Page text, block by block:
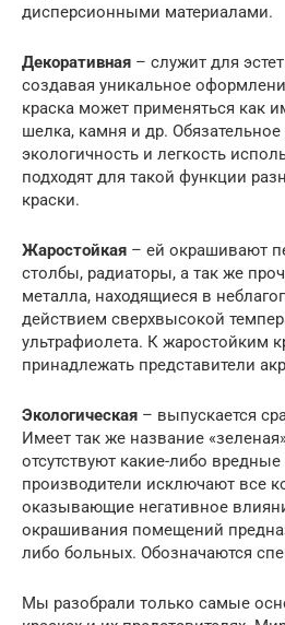
дисперсионными материалами.
Декоративная – служит для
создавая уникальное
краска может применяться как
шелка, камня и др.
экологичность и легкость
подходят для такой функции
краски.
Жаростойкая – ей окрашивают
столбы, радиаторы, а так же
металла, находящиеся в
действием сверхвысокой
ультрафиолета. К жаростойким
принадлежать представители
Экологическая – выпускается
Имеет так же название
отсутствуют какие-либо
производители исключают все
оказывающие негативное
окрашивания помещений
либо больных. Обозначаются
Мы разобрали только самые